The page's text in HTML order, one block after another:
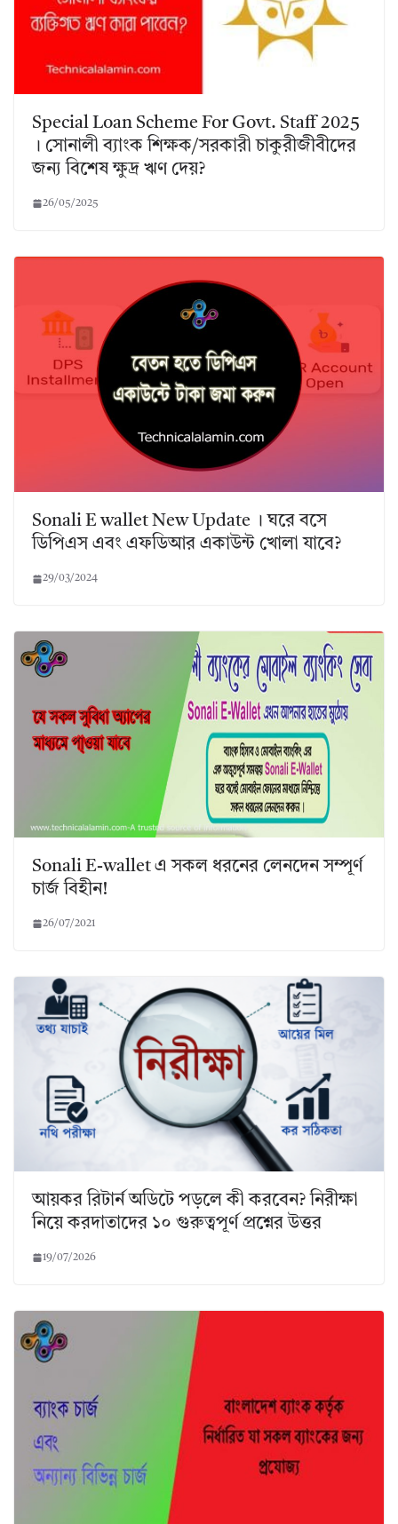
Special Loan Scheme For Govt. Staff 2025
। সোনালী ব্যাংক শিক্ষক/সরকারী চাকুরীজীবীদের
জন্য বিশেষ ক্ষুদ্র ঋণ দেয়?
26/05/2025
Sonali E wallet New Update । ঘরে বসে
ডিপিএস এবং এফডিআর একাউন্ট খোলা যাবে?
29/03/2024
Sonali E-wallet এ সকল ধরনের লেনদেন সম্পূর্ণ
চার্জ বিহীন!
26/07/2021
আয়কর রিটার্ন অডিটে পড়লে কী করবেন? নিরীক্ষা
নিয়ে করদাতাদের ১০ গুরুত্বপূর্ণ প্রশ্নের উত্তর
19/07/2026